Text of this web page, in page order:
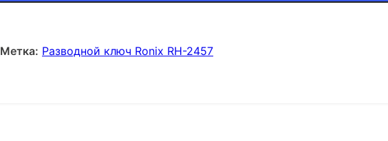
Метка: Разводной ключ Ronix RH-2457